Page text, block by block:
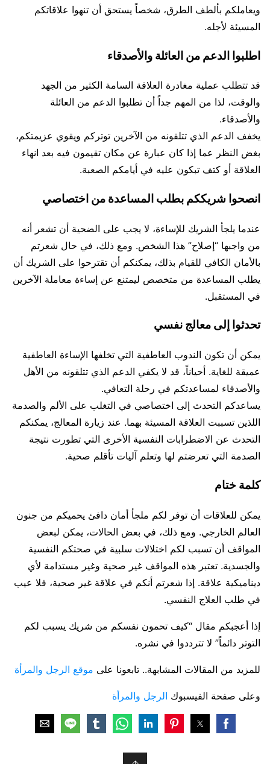
ويعاملكم بألطف الطرق، شخصاً يستحق أن تنهوا علاقاتكم
المسيئة لأجله.
اطلبوا الدعم من العائلة والأصدقاء
قد تتطلب عملية مغادرة العلاقة السامة الكثير من الجهد
والوقت، لذا من المهم جداً أن تطلبوا الدعم من العائلة
والأصدقاء.
يخفف الدعم الذي تتلقونه من الآخرين توتركم ويقوي عزيمتكم،
بغض النظر عما إذا كان عبارة عن مكان تقيمون فيه بعد انهاء
العلاقة أو كتف تبكون عليه في أيامكم الصعبة.
انصحوا شريككم بطلب المساعدة من اختصاصي
عندما يلجأ الشريك للإساءة، لا يجب على الضحية أن تشعر أنه
من واجبها “إصلاح” هذا الشخص. ومع ذلك، في حال شعرتم
بالأمان الكافي للقيام بذلك، يمكنكم أن تقترحوا على الشريك أن
يطلب المساعدة من متخصص ليمتنع عن إساءة معاملة الآخرين
في المستقبل.
تحدثوا إلى معالج نفسي
يمكن أن تكون الندوب العاطفية التي تخلفها الإساءة العاطفية
عميقة للغاية. أحياناً، قد لا يكفي الدعم الذي تتلقونه من الأهل
والأصدقاء لمساعدتكم في رحلة التعافي.
يساعدكم التحدث إلى اختصاصي في التغلب على الألم والصدمة
اللذين تسببت العلاقة المسيئة بهما. عند زيارة المعالج، يمكنكم
التحدث عن الاضطرابات النفسية الأخرى التي تطورت نتيجة
الصدمة التي تعرضتم لها وتعلم آليات تأقلم صحية.
كلمة ختام
يمكن للعلاقات أن توفر لكم ملجأ أمان دافئ يحميكم من جنون
العالم الخارجي. ومع ذلك، في بعض الحالات، يمكن لبعض
المواقف أن تسبب لكم اختلالات سلبية في صحتكم النفسية
والجسدية. تعتبر هذه المواقف غير صحية وغير مستدامة لأي
ديناميكية علاقة. إذا شعرتم أنكم في علاقة غير صحية، فلا عيب
في طلب العلاج النفسي.
إذا أعجبكم مقال “كيف تحمون نفسكم من شريك يسبب لكم
التوتر دائماً” لا تترددوا في نشره.
للمزيد من المقالات المشابهة.. تابعونا على موقع الرجل والمرأة
وعلى صفحة الفيسبوك الرجل والمرأة